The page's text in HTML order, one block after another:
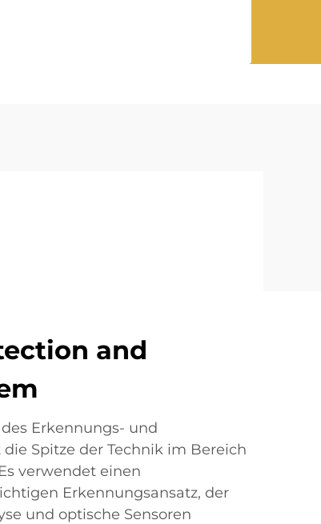
and
Erkennungs- und
Spitze der Technik im Bereich
verwendet einen
Erkennungsansatz, der
und optische Sensoren